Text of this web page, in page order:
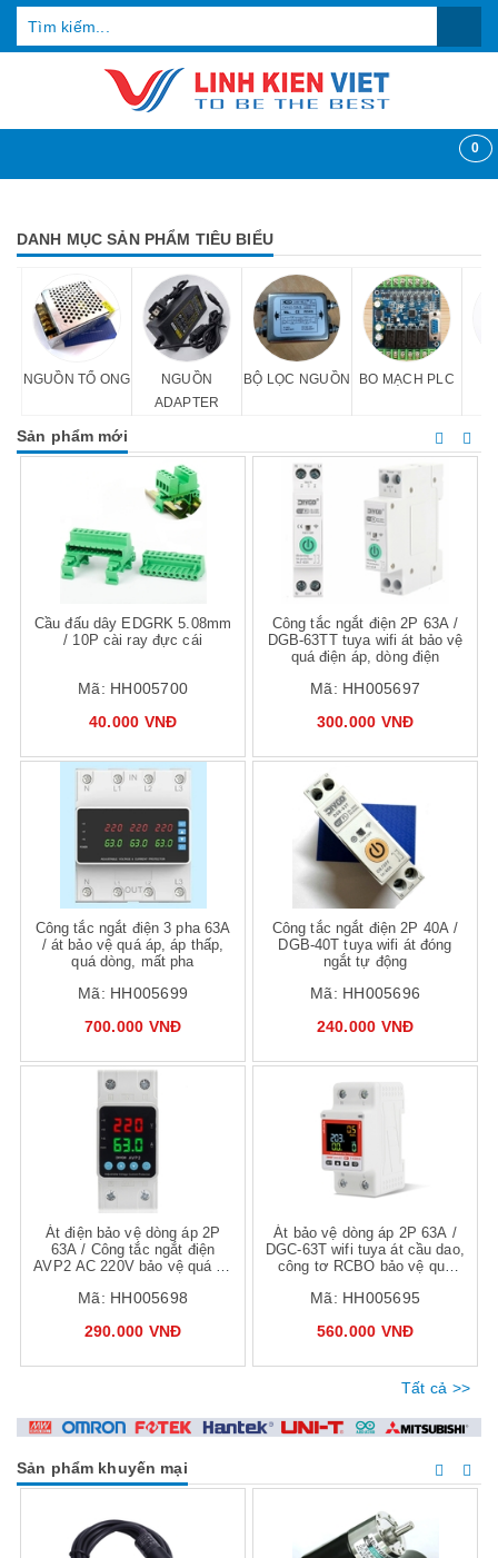
0
DANH MỤC SẢN PHẨM TIÊU BIỂU
NGUỒN TỔ ONG
NGUỒN
ADAPTER
BỘ LỌC NGUỒN BO MẠCH PLC
Sản phẩm mới
Cầu đấu dây EDGRK 5.08mm
/ 10P cài ray đực cái
Mã: HH005700
40.000 VNĐ
Công tắc ngắt điện 3 pha 63A
/ át bảo vệ quá áp, áp thấp,
quá dòng, mất pha
Mã: HH005699
700.000 VNĐ
Át điện bảo vệ dòng áp 2P
63A / Công tắc ngắt điện
AVP2 AC 220V bảo vệ quá áp
Mã: HH005698
290.000 VNĐ
Công tắc ngắt điện 2P 63A /
DGB-63TT tuya wifi át bảo vệ
quá điện áp, dòng điện
Mã: HH005697
300.000 VNĐ
Công tắc ngắt điện 2P 40A /
DGB-40T tuya wifi át đóng
ngắt tự động
Mã: HH005696
240.000 VNĐ
Át bảo vệ dòng áp 2P 63A /
DGC-63T wifi tuya át cầu dao,
công tơ RCBO bảo vệ quá
Mã: HH005695
560.000 VNĐ
Mua hàng Mua hàng
Tất cả >>
Sản phẩm khuyến mại